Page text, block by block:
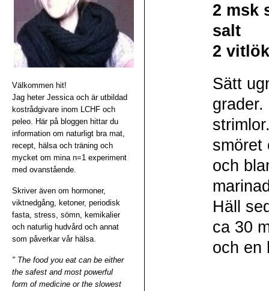
Välkommen hit!
Jag heter Jessica och är utbildad
kostrådgivare inom LCHF och
peleo. Här på bloggen hittar du
information om naturligt bra mat,
recept, hälsa och träning och
mycket om mina n=1 experiment
med ovanstående.
Skriver även om hormoner,
viktnedgång, ketoner, periodisk
fasta, stress, sömn, kemikalier
och naturlig hudvård och annat
som påverkar vår hälsa.
" The food you eat can be either
the safest and most powerful
form of medicine or the slowest
2 msk
salt
2
Sätt
smöret
och
Häll
ca 30
och en